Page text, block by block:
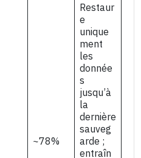
~78%
Restaur
e
unique
ment
les
donnée
s
jusqu’à
la
dernière
sauveg
arde ;
entraîn